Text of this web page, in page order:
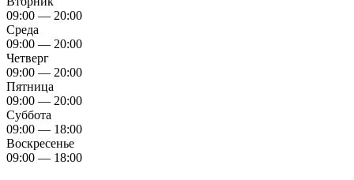
09:00 — 20:00
Среда
09:00 — 20:00
Четверг
09:00 — 20:00
Пятница
09:00 — 20:00
Суббота
09:00 — 18:00
Воскресенье
09:00 — 18:00